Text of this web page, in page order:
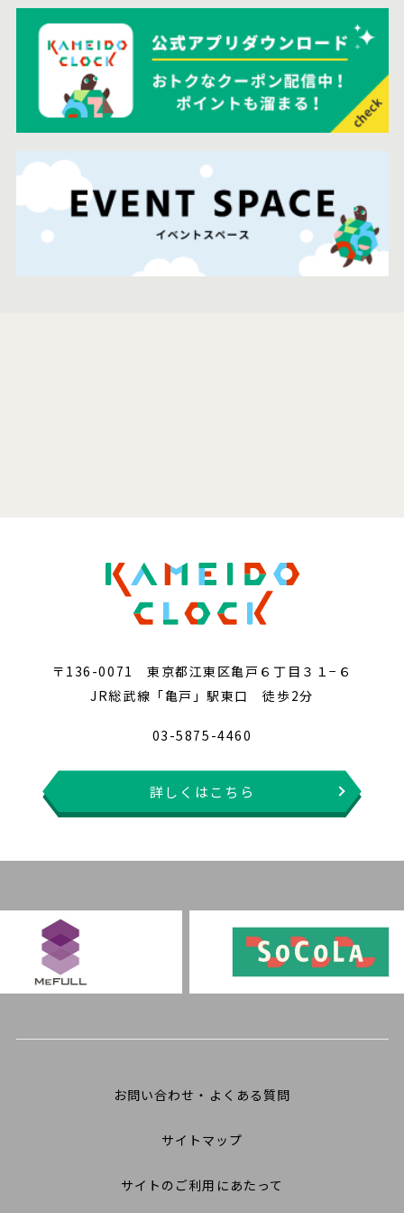
〒136-0071 東京都江東区亀戸６丁目３１−６
JR総武線「亀戸」駅東口 徒歩2分
03-5875-4460
詳しくはこちら
お問い合わせ・よくある質問
サイトマップ
サイトのご利用にあたって